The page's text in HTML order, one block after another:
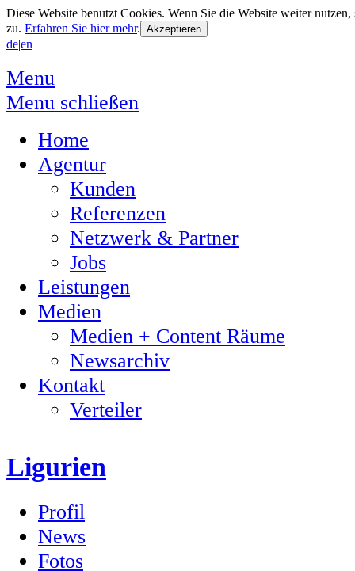
Diese Website benutzt Cookies. Wenn Sie die Website weiter
zu. Erfahren Sie hier mehr.
de|en
Menu
Menu schließen
Home
Agentur
Kunden
Referenzen
Netzwerk & Partner
Jobs
Leistungen
Medien
Medien + Content Räume
Newsarchiv
Kontakt
Verteiler
Ligurien
Profil
News
Fotos